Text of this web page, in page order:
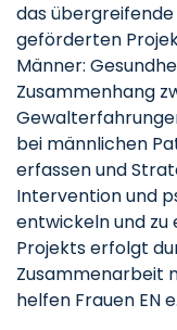
das übergreifende
geförderten
Männer:
Zusammenhang
bei männlichen
erfassen und
Intervention und
entwickeln und zu
Projekts erfolgt
Zusammenarbeit
helfen Frauen EN